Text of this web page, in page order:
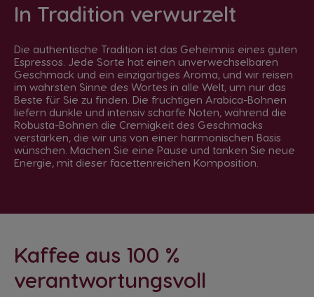
In Tradition verwurzelt
Die authentische Tradition ist das Geheimnis eines guten
Espressos. Jede Sorte hat einen unverwechselbaren
Geschmack und ein einzigartiges Aroma, und wir reisen
im wahrsten Sinne des Wortes in alle Welt, um nur das
Beste für Sie zu finden. Die fruchtigen Arabica-Bohnen
liefern dunkle und intensiv scharfe Noten, während die
Robusta-Bohnen die Cremigkeit des Geschmacks
verstärken, die wir uns von einer harmonischen Basis
wünschen. Machen Sie eine Pause und tanken Sie neue
Energie, mit dieser facettenreichen Komposition.
Kaffee aus 100 %
verantwortungsvoll